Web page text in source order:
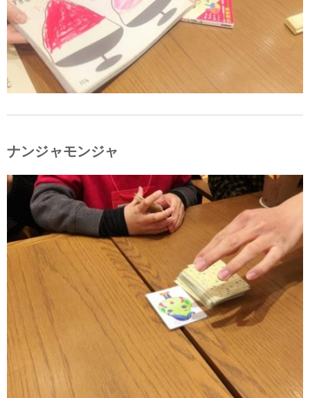
ナンジャモンジャ